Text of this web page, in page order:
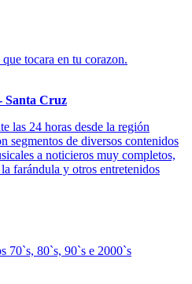
tocara en tu corazon.
Santa Cruz
las 24 horas desde la región
segmentos de diversos contenidos
a noticieros muy completos,
farándula y otros entretenidos
70`s, 80`s, 90`s e 2000`s